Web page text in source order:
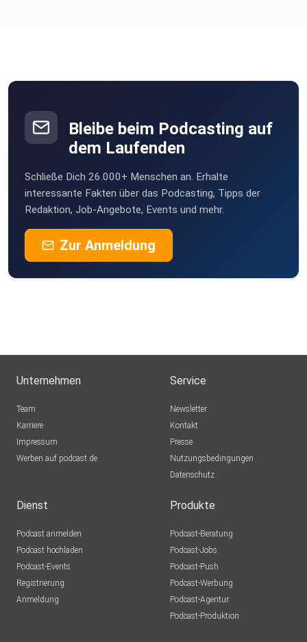
Bleibe beim Podcasting auf
dem Laufenden
Schließe Dich 26.000+ Menschen an. Erhalte
interessante Fakten über das Podcasting, Tipps der
Redaktion, Job-Angebote, Events und mehr.
Zur Anmeldung
Unternehmen
Team
Karriere
Impressum
Werben auf podcast.de
Service
Newsletter
Kontakt
Presse
Nutzungsbedingungen
Datenschutz
Dienst
Podcast anmelden
Podcast hochladen
Podcast-Events
Registrierung
Anmeldung
Produkte
Podcast-Beratung
Podcast-Jobs
Podcast-Push
Podcast-Werbung
Podcast-Agentur
Podcast-Produktion